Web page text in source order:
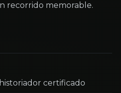
recorrido memorable.
certificado